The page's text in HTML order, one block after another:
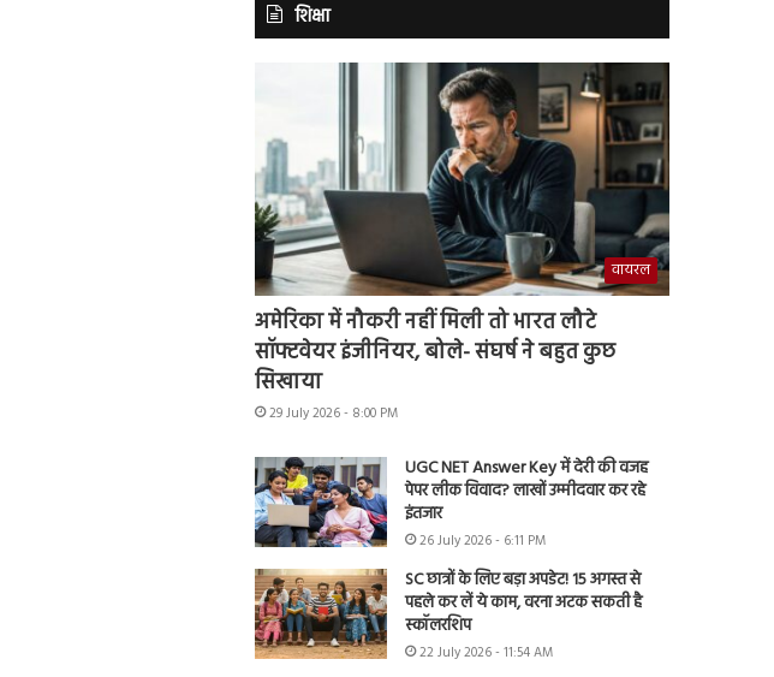
शिक्षा
वायरल
अमेरिका में नौकरी नहीं मिली तो भारत लौटे
सॉफ्टवेयर इंजीनियर, बोले- संघर्ष ने बहुत कुछ
सिखाया
29 July 2026 - 8:00 PM
UGC NET Answer Key में देरी की वजह
पेपर लीक विवाद? लाखों उम्मीदवार कर रहे
इंतजार
26 July 2026 - 6:11 PM
SC छात्रों के लिए बड़ा अपडेट! 15 अगस्त से
पहले कर लें ये काम, वरना अटक सकती है
स्कॉलरशिप
22 July 2026 - 11:54 AM